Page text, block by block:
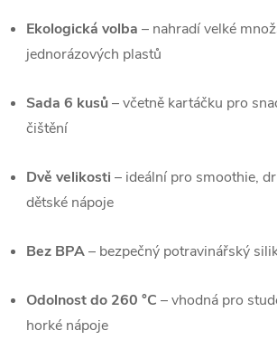
Ekologická volba – nahradí velké
jednorázových plastů
Sada 6 kusů– včetně kartáčku pro
čištění
Dvě velikosti – ideální pro smoothie,
dětské nápoje
Bez BPA– bezpečný potravinářský
Odolnost do 260 °C – vhodná pro
horké nápoje